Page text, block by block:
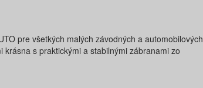
pre všetkých malých závodných a automobilových
krásna s praktickými a stabilnými zábranami zo